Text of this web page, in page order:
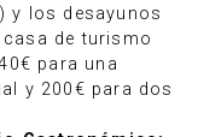
y los desayunos
de turismo
para una
y 200€ para dos